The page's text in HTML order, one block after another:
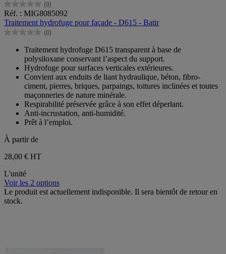
(0)
0.0
sur
5
étoiles.
Réf. : MIG8085092
Traitement hydrofuge pour façade - D615 - Batir
(0)
0.0
étoiles.
Traitement hydrofuge D615 transparent à base de
polysiloxane conservant l’aspect du support.
Hydrofuge pour surfaces verticales extérieures.
Convient aux enduits de liant hydraulique, béton, fibro-
ciment, pierres, briques, parpaings, toitures inclinées et toutes
maçonneries de nature minérale.
Respirabilité préservée grâce à son effet déperlant.
Anti-incrustation, anti-humidité.
Prêt à l’emploi.
À partir de
28,00 € HT
L'unité
Voir les 2 options
Le produit est actuellement indisponible. Il sera bientôt de retour en
stock.